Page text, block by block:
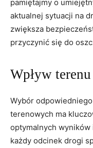
pamiętajmy o
aktualnej sytuacji na
zwiększa
przyczynić się do
Wpływ
Wybór
terenowych ma
optymalnych
każdy odcinek drogi